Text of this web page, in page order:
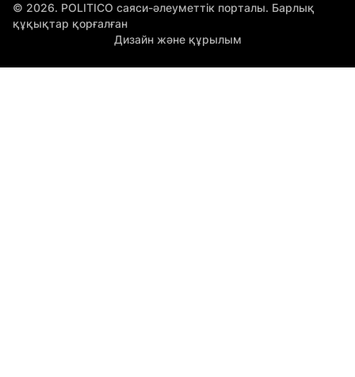
© 2026. POLITICO саяси-әлеуметтік порталы. Барлық
құқықтар қорғалған
Дизайн және құрылым